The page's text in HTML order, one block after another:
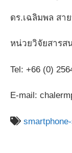
ดร.เฉลิมพล สาย
หน่วยวิจัยสารส
Tel: +66 (0)
E-mail: